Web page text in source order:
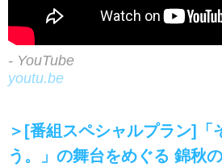
- YouTube
youtu.be
＞[番組スペシャルプラン]「
う。」の舞台をめぐる 錦秋